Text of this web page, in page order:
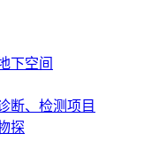
下空间
断、检测项目
探